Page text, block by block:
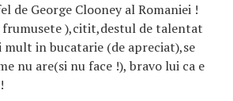
de George Clooney al Romaniei !
),citit,destul de talentat
mult in bucatarie (de apreciat),se
nu are(si nu face !), bravo lui ca e